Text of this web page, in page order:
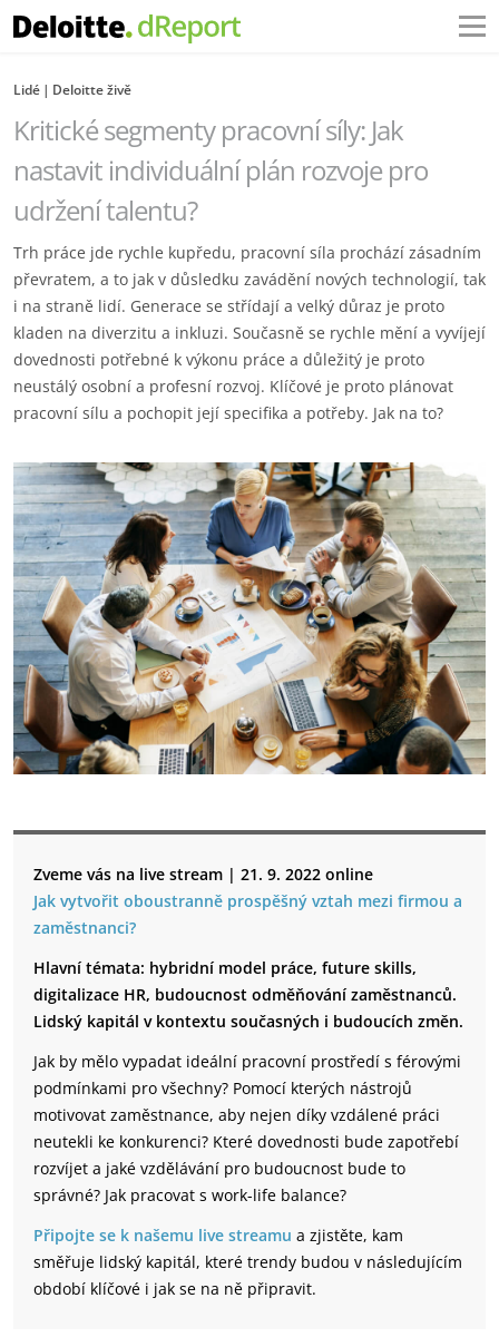
Lidé Deloitte živě
Kritické segmenty pracovní síly: Jak
nastavit individuální plán rozvoje pro
udržení talentu?
Trh práce jde rychle kupředu, pracovní síla prochází zásadním
převratem, a to jak v důsledku zavádění nových technologií, tak
i na straně lidí. Generace se střídají a velký důraz je proto
kladen na diverzitu a inkluzi. Současně se rychle mění a vyvíjejí
dovednosti potřebné k výkonu práce a důležitý je proto
neustálý osobní a profesní rozvoj. Klíčové je proto plánovat
pracovní sílu a pochopit její specifika a potřeby. Jak na to?
Zveme vás na live stream | 21. 9. 2022 online
Jak vytvořit oboustranně prospěšný vztah mezi firmou a
zaměstnanci?
Hlavní témata: hybridní model práce, future skills,
digitalizace HR, budoucnost odměňování zaměstnanců.
Lidský kapitál v kontextu současných i budoucích změn.
Jak by mělo vypadat ideální pracovní prostředí s férovými
podmínkami pro všechny? Pomocí kterých nástrojů
motivovat zaměstnance, aby nejen díky vzdálené práci
neutekli ke konkurenci? Které dovednosti bude zapotřebí
rozvíjet a jaké vzdělávání pro budoucnost bude to
správné? Jak pracovat s work-life balance?
Připojte se k našemu live streamu a zjistěte, kam
směřuje lidský kapitál, které trendy budou v následujícím
období klíčové i jak se na ně připravit.